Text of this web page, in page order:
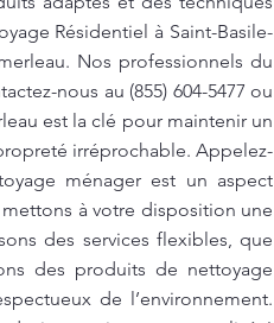
Résidentiel à Saint-Basile-
Nos professionnels du
nous au (855) 604-5477 ou
est la clé pour maintenir un
irréprochable. Appelez-
ménager est un aspect
à votre disposition une
des services flexibles, que
des produits de nettoyage
de l’environnement.